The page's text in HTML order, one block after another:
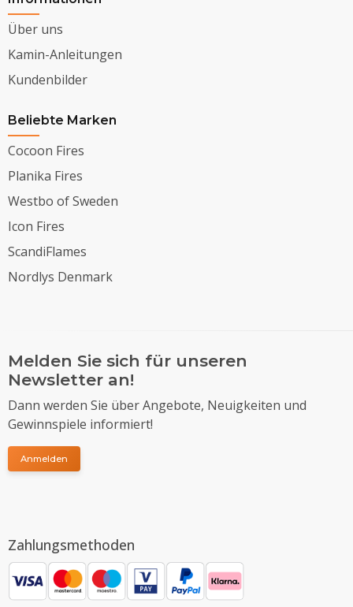
Über uns
Kamin-Anleitungen
Kundenbilder
Beliebte Marken
Cocoon Fires
Planika Fires
Westbo of Sweden
Icon Fires
ScandiFlames
Nordlys Denmark
Melden Sie sich für unseren
Newsletter an!
Dann werden Sie über Angebote, Neuigkeiten und
Gewinnspiele informiert!
Anmelden
Zahlungsmethoden